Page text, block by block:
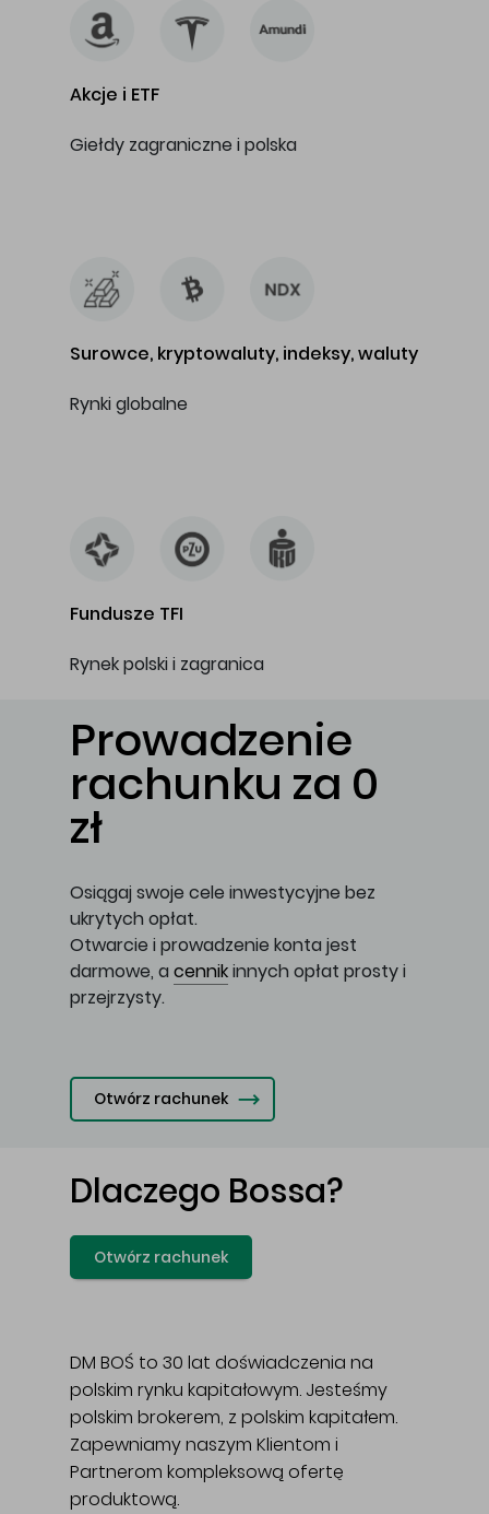
Akcje i ETF
Giełdy zagraniczne i polska
Surowce, kryptowaluty, indeksy, waluty
Rynki globalne
Fundusze TFI
Rynek polski i zagranica
Prowadzenie
rachunku za 0
zł
Osiągaj swoje cele inwestycyjne bez
ukrytych opłat.
Otwarcie i prowadzenie konta jest
darmowe, a cennikinnych opłat prosty i
przejrzysty.
Otwórz rachunek
Dlaczego Bossa?
Otwórz rachunek
DM BOŚ to 30 lat doświadczenia na
polskim rynku kapitałowym. Jesteśmy
polskim brokerem, z polskim kapitałem.
Zapewniamy naszym Klientom i
Partnerom kompleksową ofertę
produktową.